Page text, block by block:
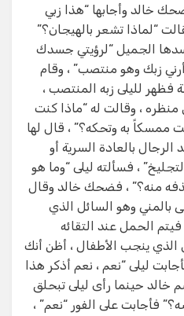
خالد وأجابها “هذا زبي
“لماذا تشعر بالهيجان؟”
الجميل “لرؤيتي جسدك
زبك وهو منتصب” ، وقام
فظهر لليلى زبه المنتصب ،
، وقالت له “ماذا كنت
ممسكاً به وتحكه؟” ، قال لها
بالعادة السرية أو
، فسألته ليلى “وما هو
منه؟” ، فضحك خالد وقال
وهو السائل الذي
الحمل عند التقائه
الذي ينجب الأطفال ، أظن أنك
ليلى “نعم ، نعم أذكر هذا
خالد حينما رأى ليلى تبحلق
فأجابت على الفور “نعم” ،